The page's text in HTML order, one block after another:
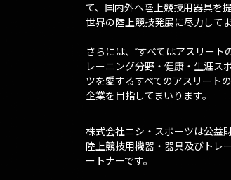
て、国内外へ陸上競技用器具を
世界の陸上競技発展に尽力してま
さらには、”すべてはアスリー
レーニング分野・健康・生涯ス
ツを愛するすべてのアスリート
企業を目指してまいります。
株式会社ニシ・スポーツは公益
陸上競技用機器・器具及びトレ
ートナーです。